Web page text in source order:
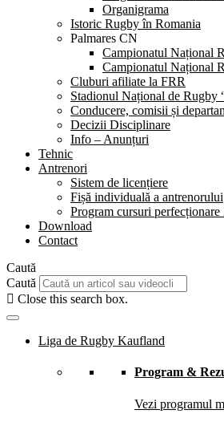
Organigrama
Istoric Rugby în Romania
Palmares CN
Campionatul Național
Campionatul Național
Cluburi afiliate la FRR
Stadionul Național de Rugby
Conducere, comisii și
Decizii Disciplinare
Info – Anunțuri
Tehnic
Antrenori
Sistem de licențiere
Fișă individuală a antrenorului
Program cursuri perfecționare
Download
Contact
Caută
Caută
Close this search box.
Liga de Rugby Kaufland
Program &
Vezi programul